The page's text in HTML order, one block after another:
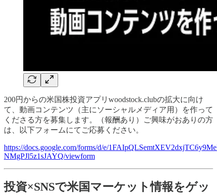
200円からの米国株投資アプリwoodstock.clubの拡大に向け
て、動画コンテンツ（主にソーシャルメディア用）を作って
くださる方を募集します。（報酬あり）ご興味がおありの方
は、以下フォームにてご応募ください。
https://docs.google.com/forms/d/e/
NMgPJl5z1sJAYQ/viewform
投資×SNSで米国マーケット情報をゲッ